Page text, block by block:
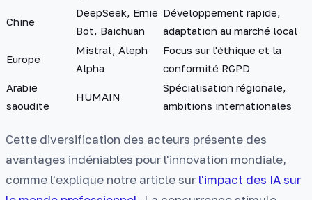
Chine
DeepSeek, Ernie
Bot, Baichuan
Développement rapide,
adaptation au marché local
Europe
Mistral, Aleph
Alpha
Focus sur l'éthique et la
conformité RGPD
Arabie
saoudite
HUMAIN
Spécialisation régionale,
ambitions internationales
Cette diversification des acteurs présente des
avantages indéniables pour l'innovation mondiale,
comme l'explique notre article sur l'impact des IA sur